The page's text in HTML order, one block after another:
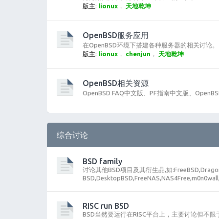
版主: lionux ， 天地乾坤
OpenBSD服务应用
在OpenBSD环境下搭建各种服务器的相关讨论。
版主: lionux ， chenjun ， 天地乾坤
OpenBSD相关资源
OpenBSD FAQ中文版、PF指南中文版、
综合讨论
BSD family
讨论其他BSD项目及其衍生品,如
RISC run BSD
BSD当然要运行在RISC平台上，主要讨论但不限